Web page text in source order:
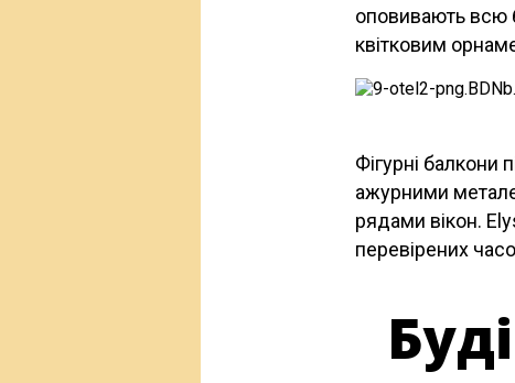
оповивають всю
квітковим
Фігурні
ажурними
рядами вікон.
перевірених